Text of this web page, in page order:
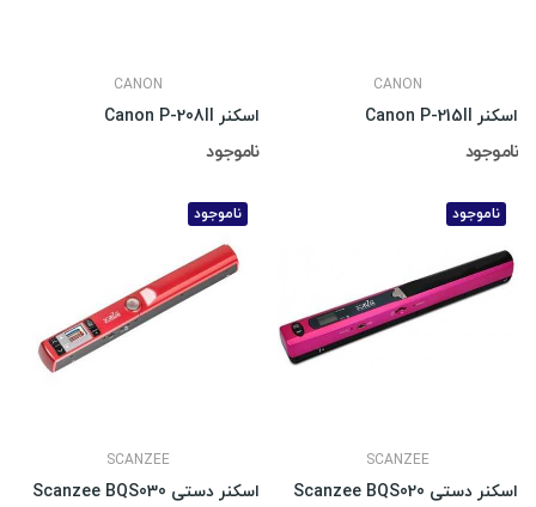
CANON
اسکنر Canon P-215II
ناموجود
CANON
اسکنر Canon P-208II
ناموجود
ناموجود
SCANZEE
اسکنر دستی Scanzee BQS020
ناموجود
SCANZEE
اسکنر دستی Scanzee BQS030